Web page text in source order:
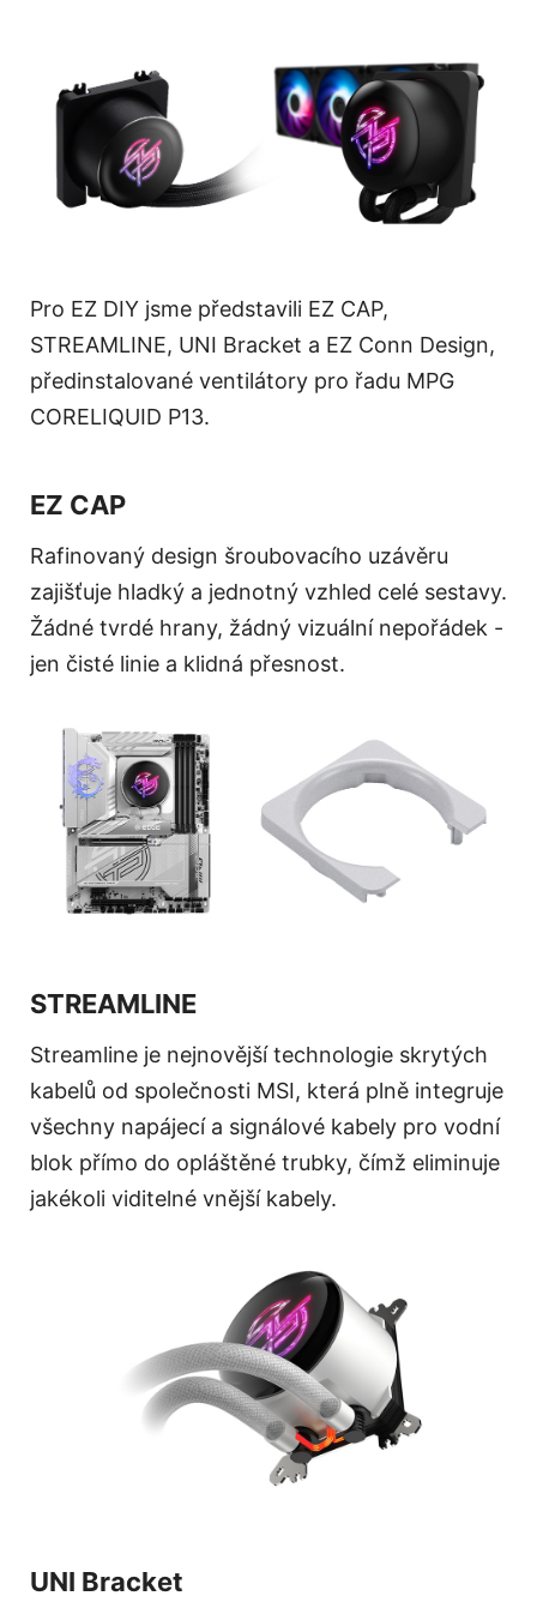
Pro EZ DIY jsme představili EZ CAP,
STREAMLINE, UNI Bracket a EZ Conn Design,
předinstalované ventilátory pro řadu MPG
CORELIQUID P13.
EZ CAP
Rafinovaný design šroubovacího uzávěru
zajišťuje hladký a jednotný vzhled celé sestavy.
Žádné tvrdé hrany, žádný vizuální nepořádek -
jen čisté linie a klidná přesnost.
STREAMLINE
Streamline je nejnovější technologie skrytých
kabelů od společnosti MSI, která plně integruje
všechny napájecí a signálové kabely pro vodní
blok přímo do opláštěné trubky, čímž eliminuje
jakékoli viditelné vnější kabely.
UNI Bracket